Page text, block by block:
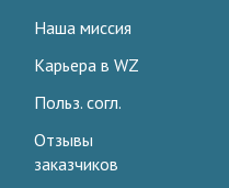
Наша миссия
Карьера в WZ
Польз. согл.
Отзывы
заказчиков